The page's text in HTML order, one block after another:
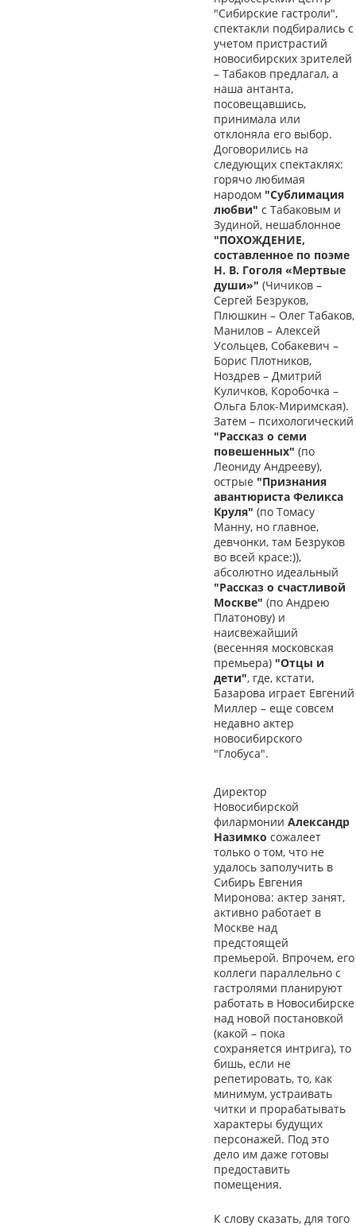
"Сибирские гастроли",
спектакли подбирались с
учетом пристрастий
новосибирских зрителей
– Табаков предлагал, а
наша антанта,
посовещавшись,
принимала или
отклоняла его выбор.
Договорились на
следующих спектаклях:
горячо любимая
народом "Сублимация
любви" с Табаковым и
Зудиной, нешаблонное
"ПОХОЖДЕНИЕ,
составленное по поэме
Н. В. Гоголя «Мертвые
души»" (Чичиков –
Сергей Безруков,
Плюшкин – Олег Табаков,
Манилов – Алексей
Усольцев, Собакевич –
Борис Плотников,
Ноздрев – Дмитрий
Куличков, Коробочка –
Ольга Блок-Миримская).
Затем – психологический
"Рассказ о семи
повешенных" (по
Леониду Андрееву),
острые "Признания
авантюриста Феликса
Круля" (по Томасу
Манну, но главное,
девчонки, там Безруков
во всей красе:)),
абсолютно идеальный
"Рассказ о счастливой
Москве" (по Андрею
Платонову) и
наисвежайший
(весенняя московская
премьера) "Отцы и
дети", где, кстати,
Базарова играет Евгений
Миллер – еще совсем
недавно актер
новосибирского
"Глобуса".
Директор
Новосибирской
филармонии Александр
Назимко сожалеет
только о том, что не
удалось заполучить в
Сибирь Евгения
Миронова: актер занят,
активно работает в
Москве над
предстоящей
премьерой. Впрочем, его
коллеги параллельно с
гастролями планируют
работать в Новосибирске
над новой постановкой
(какой – пока
сохраняется интрига), то
бишь, если не
репетировать, то, как
минимум, устраивать
читки и прорабатывать
характеры будущих
персонажей. Под это
дело им даже готовы
предоставить
помещения.
К слову сказать, для того